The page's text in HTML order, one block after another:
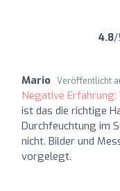
4.8/
Mario Veröffentlicht
Negative Erfahrung:
ist das die richtige
Durchfeuchtung im
nicht. Bilder und
vorgelegt.